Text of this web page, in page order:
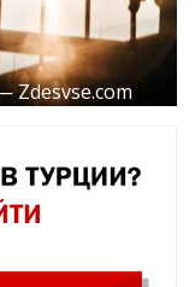
Zdesvse.com